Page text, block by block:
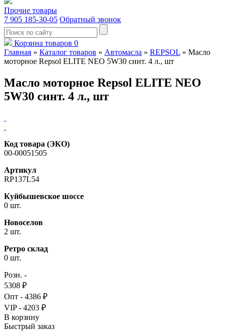
Прочие товары
7 905 185-30-05 Обратный звонок
Корзина товаров 0
Главная » Каталог товаров » Автомасла » REPSOL » Масло
моторное Repsol ELITE NEO 5W30 синт. 4 л., шт
Масло моторное Repsol ELITE NEO
5W30 синт. 4 л., шт
Код товара (ЭКО)
00-00051505
Артикул
RP137L54
Куйбышевское шоссе
0 шт.
Новоселов
2 шт.
Ретро склад
0 шт.
Розн. -
5308 ₽
Опт - 4386 ₽
VIP - 4203 ₽
В корзину
Быстрый заказ